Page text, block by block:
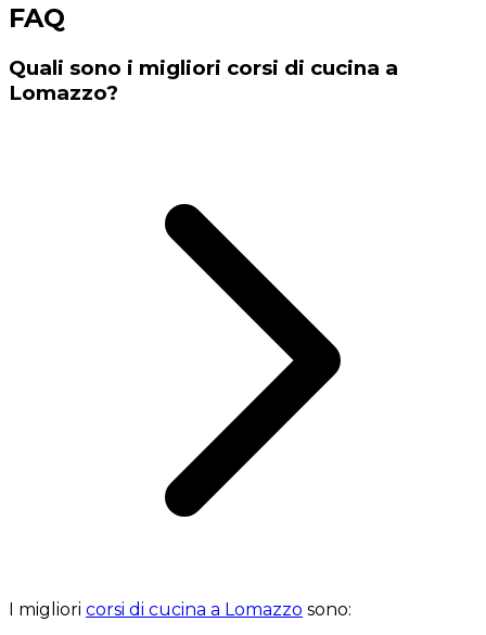
FAQ
Quali sono i migliori corsi di cucina a
Lomazzo?
I migliori corsi di cucina a Lomazzo sono: